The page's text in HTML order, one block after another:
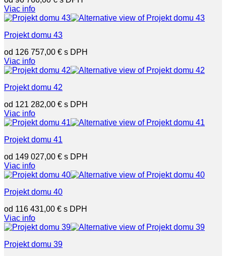
Viac info
Projekt domu 43
126 757,00 €
Viac info
Projekt domu 42
121 282,00 €
Viac info
Projekt domu 41
149 027,00 €
Viac info
Projekt domu 40
116 431,00 €
Viac info
Projekt domu 39